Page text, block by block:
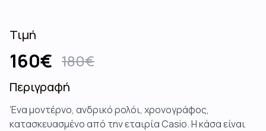
Τιμή
160€ 180€
Περιγραφή
Ένα μοντέρνο, ανδρικό ρολόι, χρονογράφος,
κατασκευασμένο από την εταιρία Casio. Η κάσα είναι